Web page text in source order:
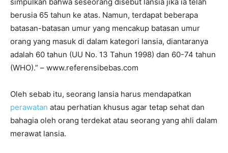
simpulkan bahwa seseorang disebut lansia jika ia telah
berusia 65 tahun ke atas. Namun, terdapat beberapa
batasan-batasan umur yang mencakup batasan umur
orang yang masuk di dalam kategori lansia, diantaranya
adalah 60 tahun (UU No. 13 Tahun 1998) dan 60-74 tahun
(WHO).” – www.referensibebas.com
Oleh sebab itu, seorang lansia harus mendapatkan
perawatan atau perhatian khusus agar tetap sehat dan
bahagia oleh orang terdekat atau seorang yang ahli dalam
merawat lansia.